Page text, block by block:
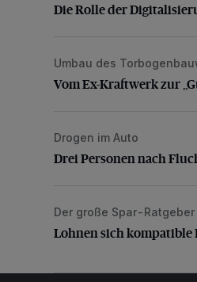
Die Rolle der
Vom Ex-Kraftwerk zur
Umbau des
Vom Ex-Kraftwerk zur
Drei Personen nach
Drogen im Auto
Drei Personen nach
Lohnen sich kompatible
Der große Spar-Ratgeber
Lohnen sich